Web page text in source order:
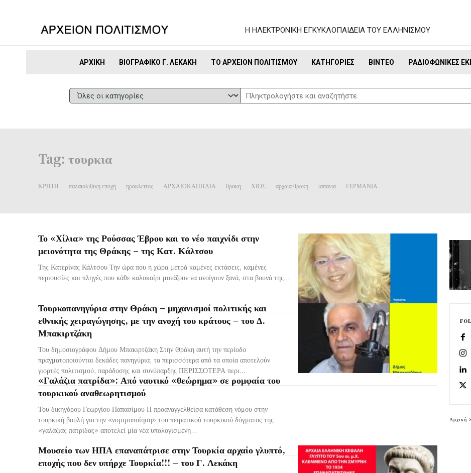
Η ΗΛΕΚΤΡΟΝΙΚΗ ΕΓΚΥΚΛΟΠΑΙΔΕΙΑ ΤΟΥ ΕΛΛΗΝΙΣΜΟΥ
ΑΡΧΙΚΉ ΒΙΟΓΡΑΦΙΚΌ Γ. ΛΕΚΆΚΗ ΤΟ ΑΡΧΕΊΟΝ ΠΟΛΙΤΙΣΜΟΎ ΚΑΤΗΓΟΡΊΕΣ ΒΊΝΤΕΟ ΡΑΔΙΟΦΩΝΙΚΈΣ
Tag: τουρκια
ΚΡΗΤΗ παλαιολιθικη εποχη ηρακλειτος ΑΡΧΑΙΟΚΑΠΗΛΙΑ θρακη ΧΙΟΣ αρχαια θρακη ισπανια ΓΕΡΜΑΝΙΑ
Το «Χίλια» της Ρούσσας Έβρου και το νέο παιχνίδι στην
μειονότητα της Θράκης – της Κατ. Κάλτσου
Της Κατερίνας Κάλτσου Την ώρα που η χώρα μετρά καμένες εκτάσεις, καμένες
περιουσίες και πληγές που κάθε καλοκαίρι μοιάζουν να ανοίγουν ξανά, στα βουνά της...
Τουρκοπανηγύρια στην Θράκη – μηχανισμοί πολιτικής και
εθνικής χειραγώγησης, με την ανοχή του κράτους – του Δ.
Μπακιρτζάκη
Του δημοσιογράφου Δήμου Μπακιρτζάκη Στην Θράκη αυτή την περίοδο
πραγματοποιούνται δεκάδες πανηγύρια, τα περισσότερα από τα οποία αποτελούν
γιορτές πολιτισμού, παράδοσης και συνύπαρξης.ΠΕΡΙΣΣΟΤΕΡΑ περι...
«Γαλάζια πατρίδα»: Από ναυτικό «θεώρημα» σε ρομφαία του
τουρκικού αναθεωρητισμού
Του δικηγόρου Γεωργίου Παπασίμου Η προαναγγελθείσα κατάθεση νόμου στην
τουρκική βουλή για την «νομιμοποίηση» του πειρατικού τουρκικού δόγματος της
«γαλάζιας πατρίδας» αποτελεί μία νέα υπολογισμένη...
Μουσείο των ΗΠΑ επαναπάτρισε στην Τουρκία αρχαίο γλυπτό,
εποχής που δεν υπήρχε Τουρκία!!! – του Γ. Λεκάκη
Αρχική